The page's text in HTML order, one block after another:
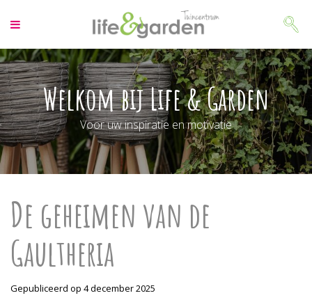
a
a
r
c
o
n
t
e
n
Welkom bij Life & Garden
Voor uw inspiratie en motivatie
De geheimen van de
Gaultheria
Gepubliceerd op 4 december 2025